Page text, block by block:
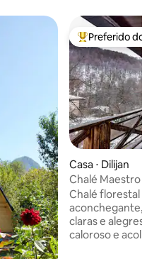
Entre os
Preferido dos
Casa ⋅ Dilijan
Chalé Maestro
Dilijan
Chalé florestal
aconchegante,
claras e alegres
caloroso e